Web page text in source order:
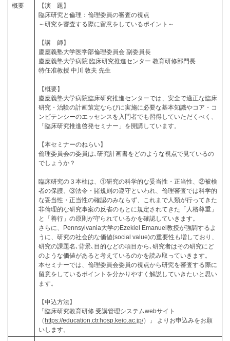
概要
【演 題】
臨床研究と倫理：倫理委員の審査の視点
～研究を審査する際に留意をしているポイント～
【講 師】
慶應義塾大学医学部倫理委員会 副委員長
慶應義塾大学病院 臨床研究推進センター 教育研修部門長
特任准教授 中川 敦夫 先生
【概要】
慶應義塾大学病院臨床研究推進センターでは、安全で適正な臨床
研究・治験の計画策定ならびに実施に必要な基本知識やコア・コ
ンピテンシーのエッセンスを入門者でも習得していただくべく、
「臨床研究推進啓発セミナー」を開講しています。
【本セミナーのねらい】
倫理委員会の委員は､研究計画書をどのような視点で見ているの
でしょうか？
臨床研究の３本柱は、①研究の科学的な妥当性・正当性、②被検
者の保護、③法令・諸規則の遵守といわれ、倫理審査では科学的
な妥当性・正当性の確認のみならず、これまで人類が行ってきた
非倫理的な研究事案の反省のもとに規定されてきた「人格尊重」
と「善行」の原則が守られているかを確認していきます。
さらに、Pennsylvania大学のEzekiel Emanuel教授が強調するよ
うに、研究の社会的な価値(social value)の重要性も増しており、
研究の課題名､背景､目的などの項目から､研究者はその研究にど
のような価値があると考えているのかを読み取っていきます。
本セミナーでは、倫理委員会委員の視点から研究を審査する際に
留意をしているポイントを分かりやすく解説していきたいと思い
ます。
【申込方法】
「臨床研究教育研修 受講管理システムwebサイト
（ https://education.ctr.hosp.keio.ac.jp/）」 よりお申込みをお願
いします。